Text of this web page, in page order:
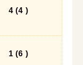
4(4 )
1(6 )